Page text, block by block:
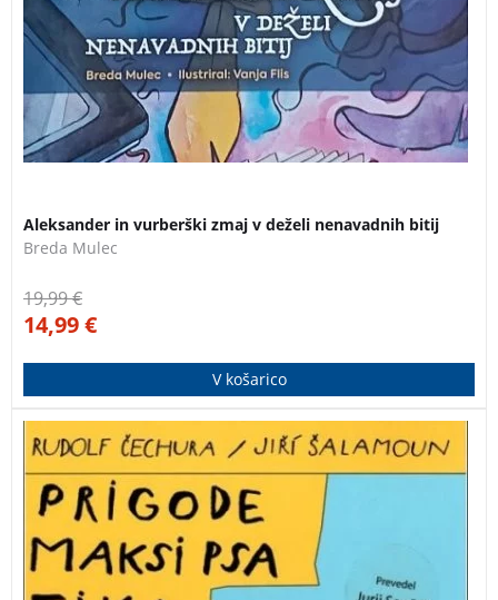
Aleksander in vurberški zmaj v deželi nenavadnih bitij
Breda Mulec
19,99€
14,99€
V košarico
Nekoč je bil pasji mladiček, ki kmalu postal je psiček.
Iz psička pes Fiček. In nekega dne prav zares – iz psa
Fika – velikanski Maksi pes.